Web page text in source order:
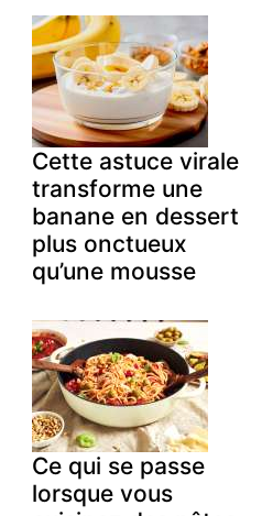
Cette astuce virale
transforme une
banane en dessert
plus onctueux
qu’une mousse
Ce qui se passe
lorsque vous